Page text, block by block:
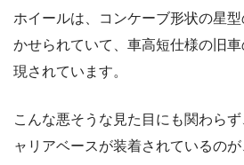
ホイールは、コンケーブ形状の星
かせられていて、車高短仕様の旧
現されています。
こんな悪そうな見た目にも関わら
ャリアベースが装着されているの